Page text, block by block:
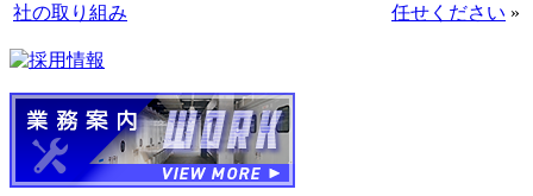
社の取り組み
任せください »